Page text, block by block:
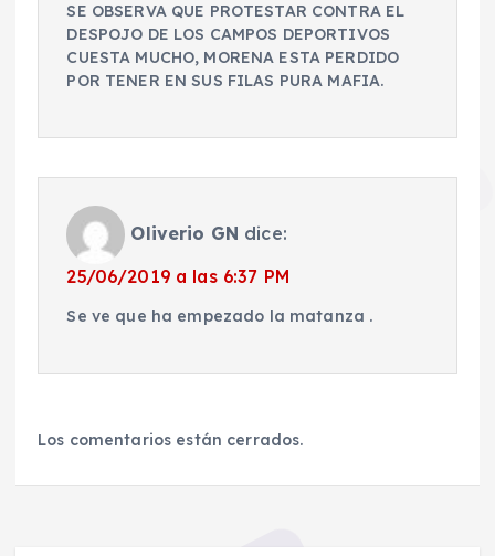
SE OBSERVA QUE PROTESTAR CONTRA EL
DESPOJO DE LOS CAMPOS DEPORTIVOS
CUESTA MUCHO, MORENA ESTA PERDIDO
POR TENER EN SUS FILAS PURA MAFIA.
Oliverio GN dice:
25/06/2019 a las 6:37 PM
Se ve que ha empezado la matanza .
Los comentarios están cerrados.